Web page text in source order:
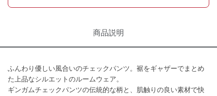
商品説明
ふんわり優しい風合いのチェックパンツ。裾をギャザーでまとめ
た上品なシルエットのルームウェア。
ギンガムチェックパンツの伝統的な柄と、肌触りの良い素材で快